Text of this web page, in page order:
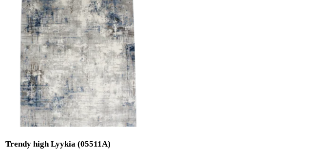
Trendy high Lyykia (05511A)